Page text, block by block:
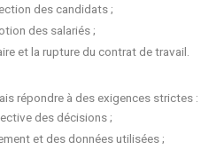
des candidats ;
des salariés ;
et la rupture du contrat de travail.
répondre à des exigences strictes :
des décisions ;
et des données utilisées ;